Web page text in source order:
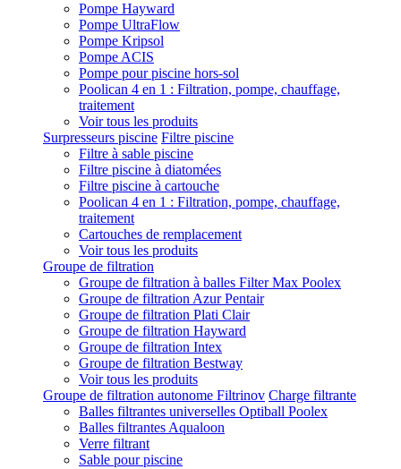
Pompe Hayward
Pompe UltraFlow
Pompe Kripsol
Pompe ACIS
Pompe pour piscine hors-sol
Poolican 4 en 1 : Filtration, pompe, chauffage,
traitement
Voir tous les produits
Surpresseurs piscine Filtre piscine
Filtre à sable piscine
Filtre piscine à diatomées
Filtre piscine à cartouche
Poolican 4 en 1 : Filtration, pompe, chauffage,
traitement
Cartouches de remplacement
Voir tous les produits
Groupe de filtration
Groupe de filtration à balles Filter Max Poolex
Groupe de filtration Azur Pentair
Groupe de filtration Plati Clair
Groupe de filtration Hayward
Groupe de filtration Intex
Groupe de filtration Bestway
Voir tous les produits
Groupe de filtration autonome Filtrinov Charge filtrante
Balles filtrantes universelles Optiball Poolex
Balles filtrantes Aqualoon
Verre filtrant
Sable pour piscine